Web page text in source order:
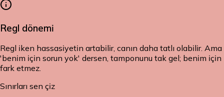
Regl dönemi
Regl iken hassasiyetin artabilir, canın daha tatlı olabilir. Ama
'benim için sorun yok' dersen, tamponunu tak gel; benim için
fark etmez.
Sınırları sen çiz